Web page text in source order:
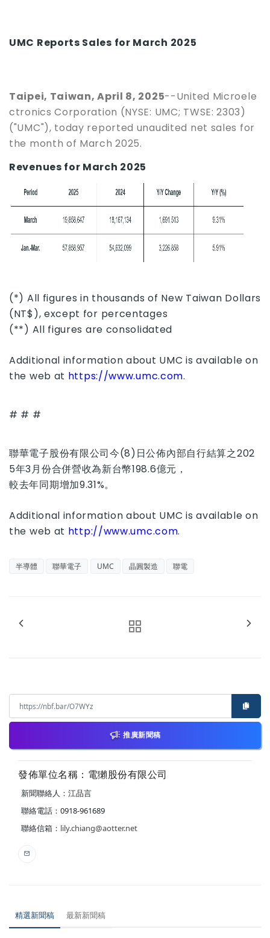
UMC Reports Sales for March 2025
Taipei, Taiwan, April 8, 2025--United Microele
ctronics Corporation (NYSE: UMC; TWSE: 2303)
("UMC"), today reported unaudited net sales for
the month of March 2025.
Revenues for March 2025
(*) All figures in thousands of New Taiwan Dollars
(NT$), except for percentages
(**) All figures are consolidated
Additional information about UMC is available on
the web at https://www.umc.com.
# # #
聯華電子股份有限公司今(8)日公佈內部自行結算之202
5年3月份合併營收為新台幣198.6億元，
較去年同期增加9.31%。
Additional information about UMC is available on
the web at http://www.umc.com.
半導體 聯華電子 UMC 晶圓製造 聯電
推廣新聞稿
發佈單位名稱：電獺股份有限公司
新聞聯絡人：江品言
聯絡電話：0918-961689
聯絡信箱： lily.chiang@aotter.net
精選新聞稿 最新新聞稿